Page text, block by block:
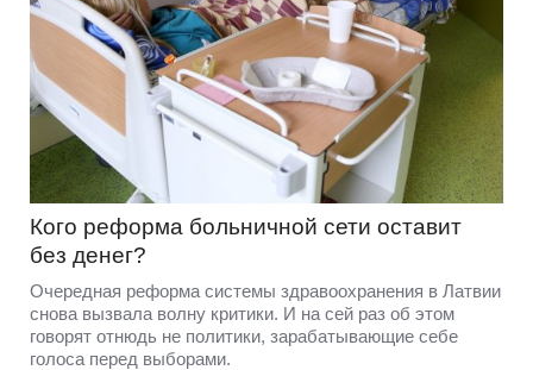
Кого реформа больничной сети оставит
без денег?
Очередная реформа системы здравоохранения в Латвии
снова вызвала волну критики. И на сей раз об этом
говорят отнюдь не политики, зарабатывающие себе
голоса перед выборами.